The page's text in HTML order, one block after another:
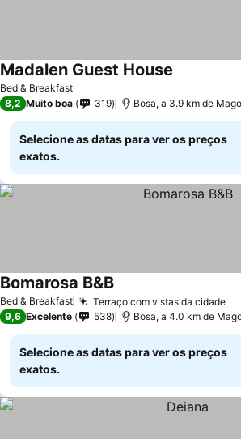
Bed & Breakfast
Madalen Guest House
8,2 Muito boa 319 Bosa, a 3.9 km de
Selecione as datas para ver os preços
exatos.
Bed & Breakfast Terraço com vistas da cidade
Bomarosa B&B
9,6 Excelente 538 Bosa, a 4.0 km de
Selecione as datas para ver os preços
exatos.